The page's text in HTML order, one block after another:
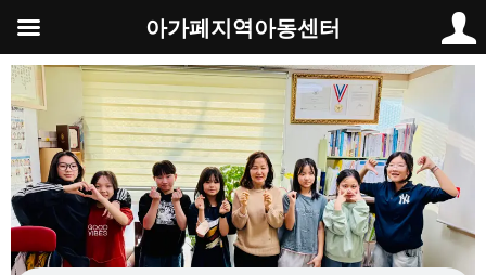
츠
로
건
너
뛰
기
아가페지역아동센터